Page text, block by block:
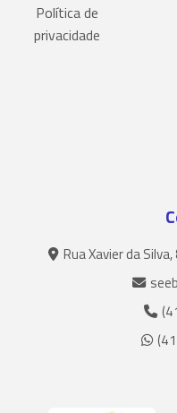
Política de
privacidade
Rua Xavier da